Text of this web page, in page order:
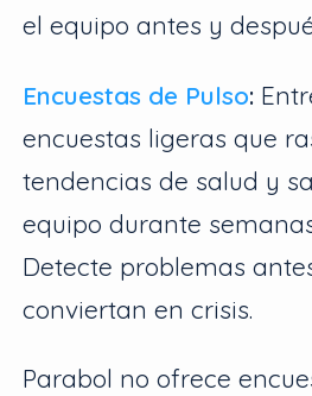
el equipo antes y
Encuestas de Pulso:
encuestas ligeras que
tendencias de salud y
equipo durante
Detecte problemas
conviertan en crisis.
Parabol no ofrece